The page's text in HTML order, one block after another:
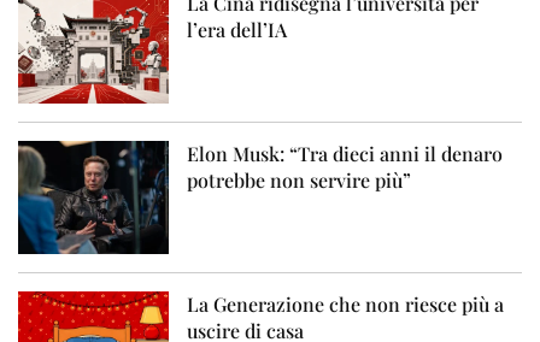
l’era dell’IA
Elon Musk: “Tra dieci anni il denaro
potrebbe non servire più”
La Generazione che non riesce più a
uscire di casa